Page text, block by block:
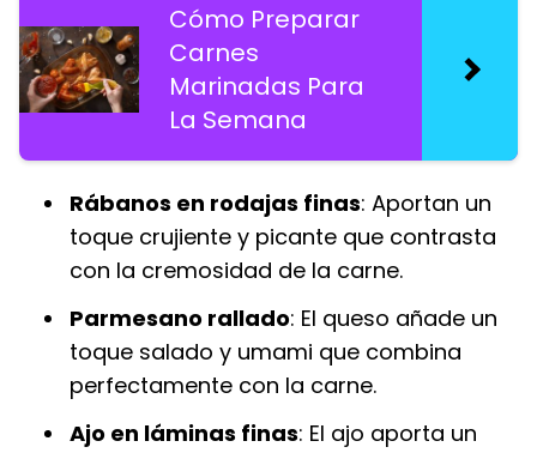
Cómo Preparar
Carnes
Marinadas Para
La Semana
Rábanos en rodajas finas: Aportan un
toque crujiente y picante que contrasta
con la cremosidad de la carne.
Parmesano rallado: El queso añade un
toque salado y umami que combina
perfectamente con la carne.
Ajo en láminas finas: El ajo aporta un